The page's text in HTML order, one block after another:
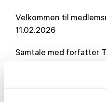
Velkommen til
11.02.2026
Samtale med forfatter
romaner. Han har fått
Hans siste roman